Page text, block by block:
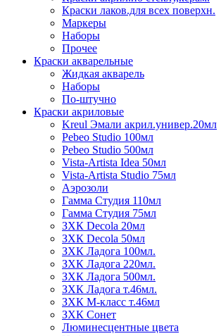
Краски лаков.для всех поверхн.
Маркеры
Наборы
Прочее
Краски акварельные
Жидкая акварель
Наборы
По-штучно
Краски акриловые
Kreul Эмали акрил.универ.20мл
Pebeo Studio 100мл
Pebeo Studio 500мл
Vista-Artista Idea 50мл
Vista-Artista Studio 75мл
Аэрозоли
Гамма Студия 110мл
Гамма Студия 75мл
ЗХК Decola 20мл
ЗХК Decola 50мл
ЗХК Ладога 100мл.
ЗХК Ладога 220мл.
ЗХК Ладога 500мл.
ЗХК Ладога т.46мл.
ЗХК М-класс т.46мл
ЗХК Сонет
Люминесцентные цвета